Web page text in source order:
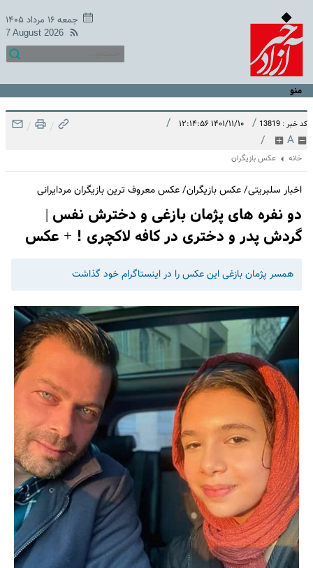
جمعه ۱۶ مرداد ۱۴۰۵
7 August 2026
منو
کد خبر : 13819 / ۱۴۰۱/۱۱/۱۰ ۱۲:۱۴:۵۶ /
A
/
/
/
خانه عکس بازیگران
اخبار سلبریتی/ عکس بازیگران/ عکس معروف ترین بازیگران مردایرانی
دو نفره های پژمان بازغی و دخترش نفس |
گردش پدر و دختری در کافه لاکچری !‌ + عکس
همسر پژمان بازغی این عکس را در اینستاگرام خود گذاشت